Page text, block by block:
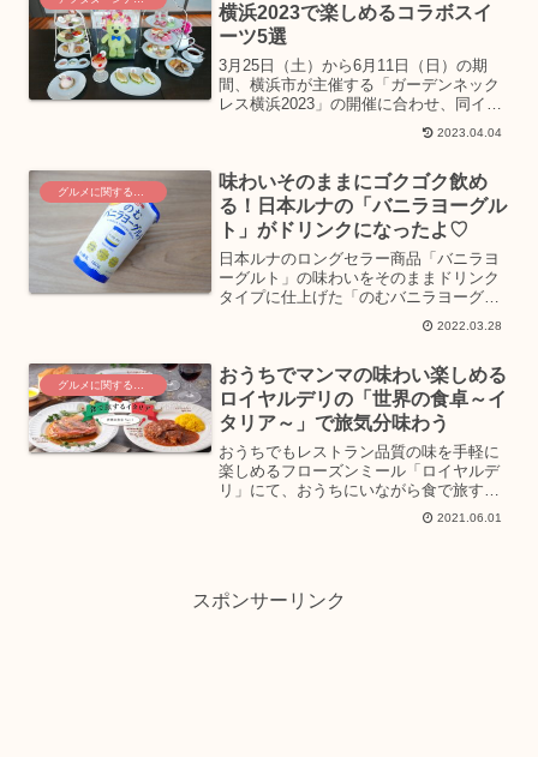
横浜2023で楽しめるコラボスイ
ーツ5選
3月25日（土）から6月11日（日）の期
間、横浜市が主催する「ガーデンネック
レス横浜2023」の開催に合わせ、同イベ
ントとコラボレーションしたオリジナル
のデザートやアフタヌーンティーなど
月25日（土）か...
2023.04.04
味わいそのままにゴクゴク飲め
る！日本ルナの「バニラヨーグル
ト」がドリンクになったよ♡
日本ルナのロングセラー商品「バニラヨ
ーグルト」の味わいをそのままドリンク
タイプに仕上げた「のむバニラヨーグル
ト」が、2022年3月21日(月)より全国で新
発売となりました！長時間はっ酵によ
ラヨーグルトは、...
2022.03.28
おうちでマンマの味わい楽しめる
ロイヤルデリの「世界の食卓～イ
タリア～」で旅気分味わう
おうちでもレストラン品質の味を手軽に
楽しめるフローズンミール「ロイヤルデ
リ」にて、おうちにいながら食で旅す
る“世界の食卓”シリーズ第１弾「世界の
食卓～イタリア～」販売が開始されまし
2021.06.01
スポンサーリンク